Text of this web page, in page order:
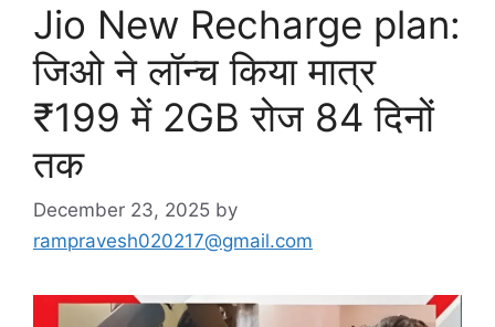
Jio New Recharge plan:
जिओ ने लॉन्च किया मात्र
₹199 में 2GB रोज 84 दिनों
तक
December 23, 2025 by
rampravesh020217@gmail.com